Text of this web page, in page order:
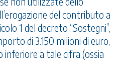
del contributo a
1 del decreto “Sostegni”,
di 3.150 milioni di euro,
a tale cifra (ossia